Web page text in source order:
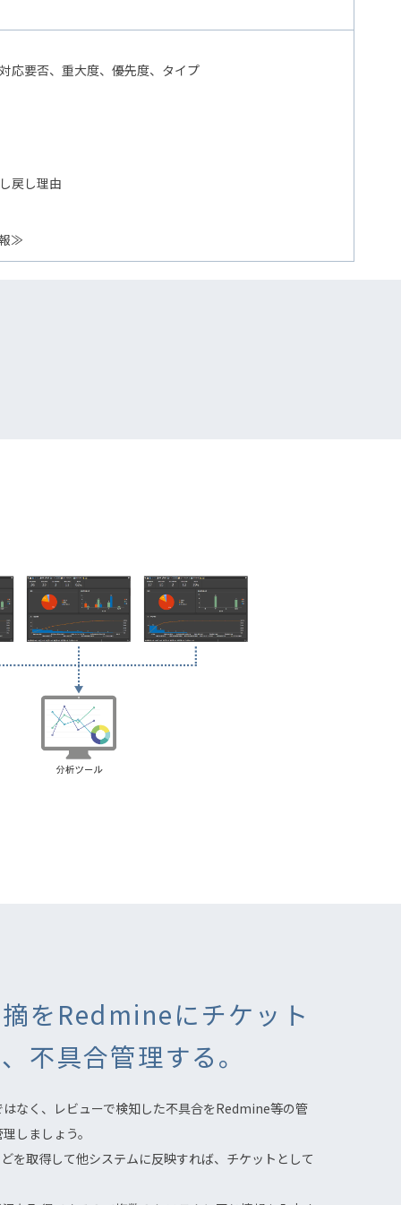
要否、重大度、優先度、タイプ
戻し理由
≫
をRedmineにチケット
不具合管理する。
なく、レビューで検知した不具合をRedmine等の管
しましょう。
を取得して他システムに反映すれば、チケットとして